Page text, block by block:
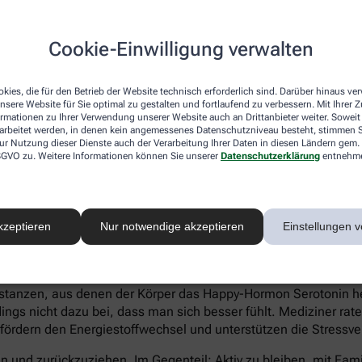
Cookie-Einwilligung verwalten
die für den Betrieb der Website technisch erforderlich sind. Darüber hinaus
Website für Sie optimal zu gestalten und fortlaufend zu verbessern. Mit Ihrer
zu Ihrer Verwendung unserer Website auch an Drittanbieter weiter. Soweit
werden, in denen kein angemessenes Datenschutzniveau besteht, stimmen
Nutzung dieser Dienste auch der Verarbeitung Ihrer Daten in diesen Ländern
zu. Weitere Informationen können Sie unserer Datenschutzerklärung
Nur notwendige akzeptieren Einstellungen
eher Ein- und Durchschlafstörungen anstatt eines
Heißhungerattacken. Ein Anzeichen für eine
sich zu kaum etwas aufraffen und sind permanent
sind typisch.
– auch wenn ein Angehöriger betroffen ist – sollte man
Deutsche Depressionshilfe auf:
Süßkram sind. Schokolade macht tatsächlich glücklich.
aus denen der Körper das Happy-Hormon Serotonin
nicht dazu bei, dass man sich besser fühlt. Mediziner
den Energiestoffwechsel und unterstützen die